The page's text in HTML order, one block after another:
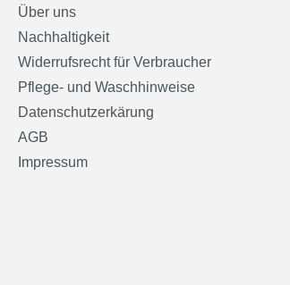
Über uns
Nachhaltigkeit
Widerrufsrecht für Verbraucher
Pflege- und Waschhinweise
Datenschutzerkärung
AGB
Impressum